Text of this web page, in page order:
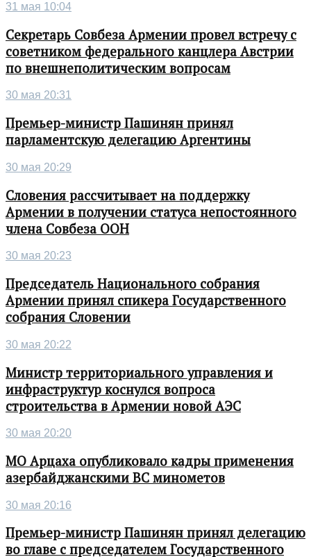
31 мая 10:04
Секретарь Совбеза Армении провел встречу с
советником федерального канцлера Австрии
по внешнеполитическим вопросам
30 мая 20:31
Премьер-министр Пашинян принял
парламентскую делегацию Аргентины
30 мая 20:29
Словения рассчитывает на поддержку
Армении в получении статуса непостоянного
члена Совбеза ООН
30 мая 20:23
Председатель Национального собрания
Армении принял спикера Государственного
собрания Словении
30 мая 20:22
Министр территориального управления и
инфраструктур коснулся вопроса
строительства в Армении новой АЭС
30 мая 20:20
МО Арцаха опубликовало кадры применения
азербайджанскими ВС минометов
30 мая 20:16
Премьер-министр Пашинян принял делегацию
во главе с председателем Государственного